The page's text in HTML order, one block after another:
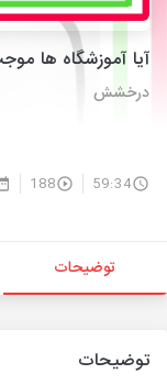
آیا آموزشگاه ها
درخشش
59:34
188
توضیحات
توضیحات